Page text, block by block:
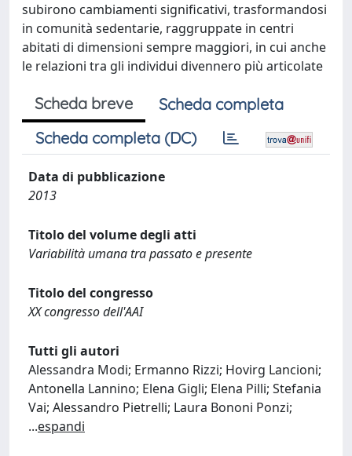
subirono cambiamenti significativi, trasformandosi
in comunità sedentarie, raggruppate in centri
abitati di dimensioni sempre maggiori, in cui anche
le relazioni tra gli individui divennero più articolate
Scheda breve
Scheda completa
Scheda completa (DC)
Data di pubblicazione
2013
Titolo del volume degli atti
Variabilità umana tra passato e presente
Titolo del congresso
XX congresso dell'AAI
Tutti gli autori
Alessandra Modi; Ermanno Rizzi; Hovirg Lancioni;
Antonella Lannino; Elena Gigli; Elena Pilli; Stefania
Vai; Alessandro Pietrelli; Laura Bononi Ponzi;
...espandi